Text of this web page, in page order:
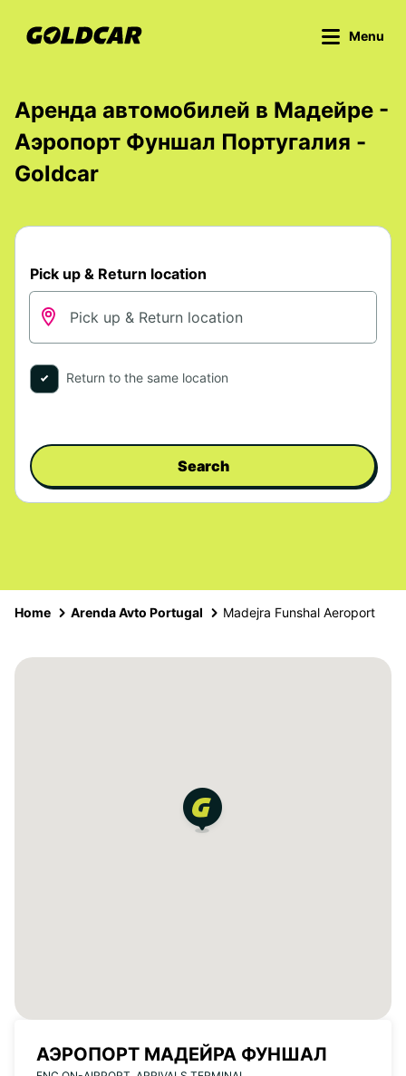
Menu
Аренда автомобилей в Мадейре -
Аэропорт Фуншал Португалия -
Goldcar
Pick up & Return location
Return to the same location
Search
Home Arenda Avto Portugal Madejra Funshal Aeroport
АЭРОПОРТ МАДЕЙРА ФУНШАЛ